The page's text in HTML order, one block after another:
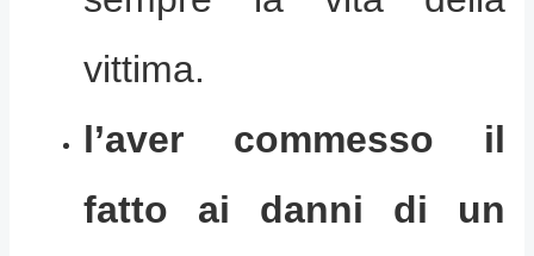
vittima.
l’aver commesso il
fatto ai danni di un